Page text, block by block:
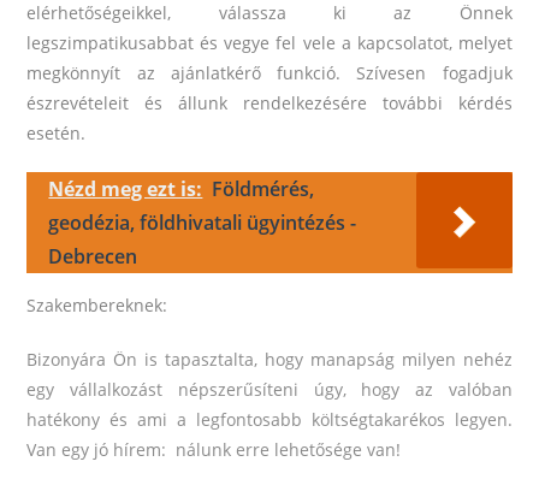
elérhetőségeikkel, válassza ki az Önnek
legszimpatikusabbat és vegye fel vele a kapcsolatot, melyet
megkönnyít az ajánlatkérő funkció. Szívesen fogadjuk
észrevételeit és állunk rendelkezésére további kérdés
esetén.
Nézd meg ezt is: Földmérés,
geodézia, földhivatali ügyintézés -
Debrecen
Szakembereknek:
Bizonyára Ön is tapasztalta, hogy manapság milyen nehéz
egy vállalkozást népszerűsíteni úgy, hogy az valóban
hatékony és ami a legfontosabb költségtakarékos legyen.
Van egy jó hírem: nálunk erre lehetősége van!